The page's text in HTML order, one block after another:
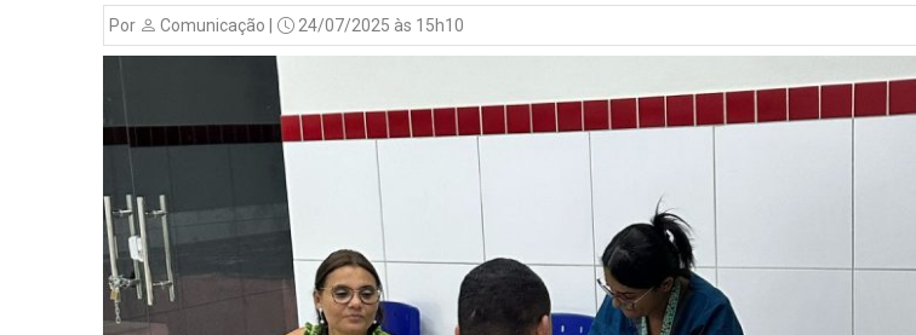
Por Comunicação | 24/07/2025 às 15h10